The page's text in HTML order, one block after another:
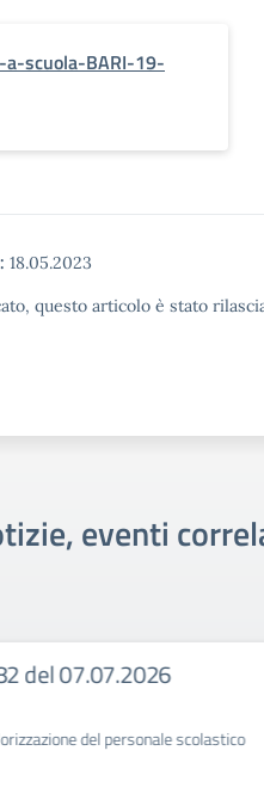
a-scuola-BARI-19-
18.05.2023
questo articolo è stato
eventi
del 07.07.2026
del personale scolastico